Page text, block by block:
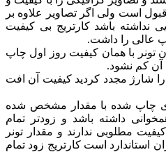
است ولی اگر تصاویر علاوه بر
نداشته باشد کارتریج بی کیفیت
عالی را داشت.
تونر با همان کیفیت روز اول چاپ
آن کم نشود.
را شارژ مجدد کردید کیفیت آن افت
چاپ شده با مقدار مشخص شده
داشته باشد و زودتر تمام
مطلوبی ندارند و مقدار تونر
استاندارد است کارتریج زود تمام